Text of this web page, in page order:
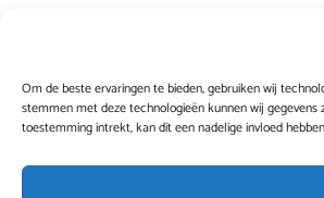
Om de beste ervaringen te bieden, gebruiken wij
stemmen met deze technologieën kunnen wij
toestemming intrekt, kan dit een nadelige invloed